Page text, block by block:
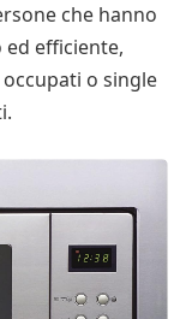
che hanno
efficiente,
o single